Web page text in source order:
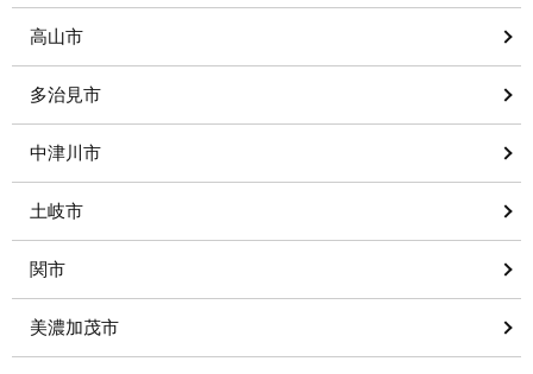
高山市
多治見市
中津川市
土岐市
関市
美濃加茂市